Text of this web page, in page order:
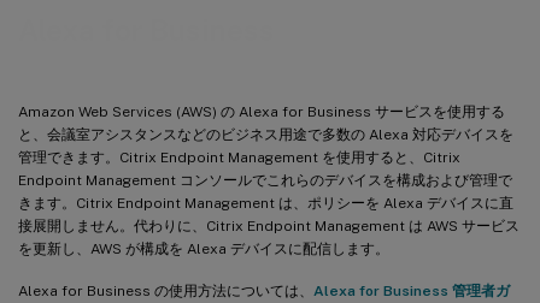
Amazon Web Services (AWS) の Alexa for Business サービスを使用する
と、会議室アシスタンスなどのビジネス用途で多数の Alexa 対応デバイスを
管理できます。Citrix Endpoint Management を使用すると、Citrix
Endpoint Management コンソールでこれらのデバイスを構成および管理で
きます。Citrix Endpoint Management は、ポリシーを Alexa デバイスに直
接展開しません。代わりに、Citrix Endpoint Management は AWS サービス
を更新し、AWS が構成を Alexa デバイスに配信します。
Alexa for Business の使用方法については、 Alexa for Business 管理者ガ